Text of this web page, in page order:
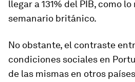
llegar a 131% del PIB, como
semanario británico.
No obstante, el contraste
condiciones sociales en
de las mismas en otros